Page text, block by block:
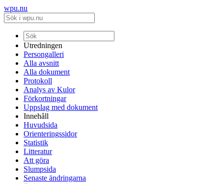
wpu.nu
Utredningen
Persongalleri
Alla avsnitt
Alla dokument
Protokoll
Analys av Kulor
Förkortningar
Uppslag med dokument
Innehåll
Huvudsida
Orienteringssidor
Statistik
Litteratur
Att göra
Slumpsida
Senaste ändringarna